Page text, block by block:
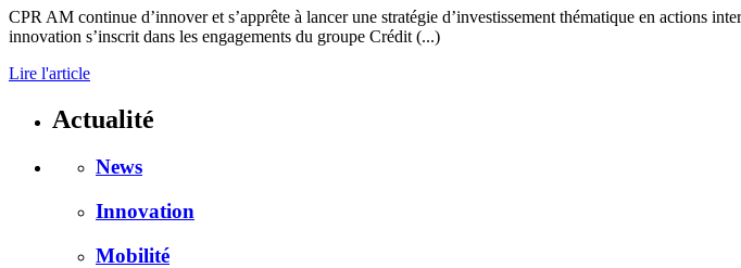
CPR AM continue d’innover et s’apprête à lancer une stratégie d’investissement thématique en actions
innovation s’inscrit dans les engagements du groupe Crédit (...)
Lire l'article
Actualité
News
Innovation
Mobilité